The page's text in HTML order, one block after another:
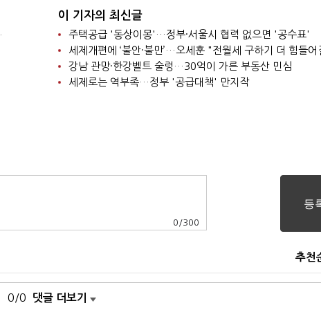
이 기자의 최신글
주택공급 '동상이몽'…정부·서울시 협력 없으면 '공수표'
세제개편에 ‘불안·불만’…오세훈 "전월세 구하기 더 힘들어
강남 관망·한강벨트 술렁…30억이 가른 부동산 민심
세제로는 역부족…정부 '공급대책' 만지작
0 /300
추천
0/0 댓글 더보기